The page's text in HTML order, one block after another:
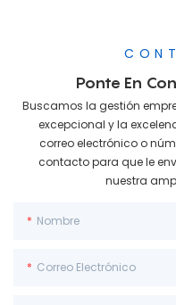
Ponte En
Buscamos la gestión
excepcional y la
correo electrónico o
contacto para que le
nuestra
Nombre
Correo Electrónico